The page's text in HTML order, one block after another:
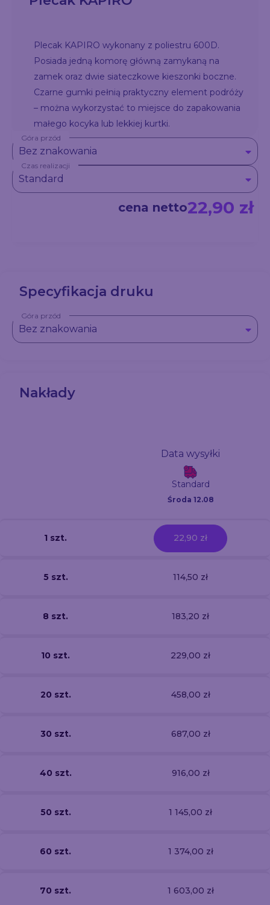
Plecak KAPIRO wykonany z poliestru 600D.
Posiada jedną komorę główną zamykaną na
zamek oraz dwie siateczkowe kieszonki boczne.
Czarne gumki pełnią praktyczny element podróży
– można wykorzystać to miejsce do zapakowania
małego kocyka lub lekkiej kurtki.
Góra przód
Bez znakowania
Czas realizacji
Standard
cena netto22,90 zł
Specyfikacja druku
Góra przód
Bez znakowania
Nakłady
Data wysyłki
Standard
Środa 12.08
1 szt. 22,90 zł
5 szt. 114,50 zł
8 szt. 183,20 zł
10 szt. 229,00 zł
20 szt. 458,00 zł
30 szt. 687,00 zł
40 szt. 916,00 zł
50 szt. 1 145,00 zł
60 szt. 1 374,00 zł
70 szt. 1 603,00 zł